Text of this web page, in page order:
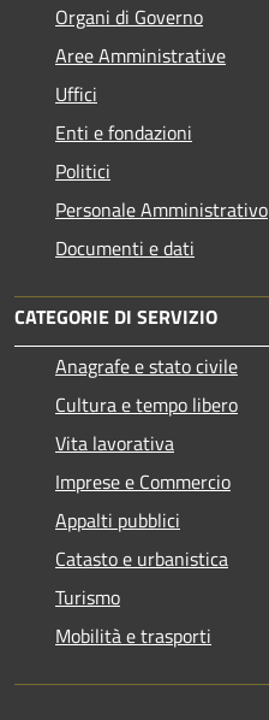
Organi di Governo
Aree Amministrative
Uffici
Enti e fondazioni
Politici
Personale Amministrativo
Documenti e dati
CATEGORIE DI SERVIZIO
Anagrafe e stato civile
Cultura e tempo libero
Vita lavorativa
Imprese e Commercio
Appalti pubblici
Catasto e urbanistica
Turismo
Mobilità e trasporti